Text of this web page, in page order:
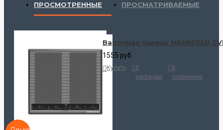
ПРОСМОТРЕННЫЕ
ПРОСМАТРИВАЕМЫЕ
Варочная панель MAUNFELD
1555 руб.
Купить
В
закладки
В
сравнение